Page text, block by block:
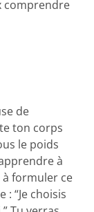
comprendre
de
ton corps
le poids
à
à formuler ce
“Je choisis